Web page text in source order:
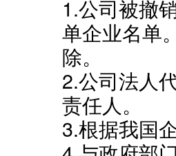
1.公司被撤
单企业名单
除。
2.公司法人
责任人。
3.根据我国